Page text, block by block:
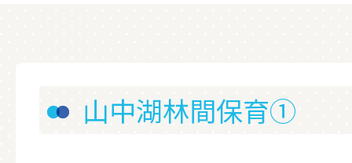
山中湖林間保育①